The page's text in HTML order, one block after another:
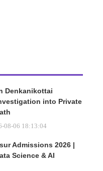
Denkanikottai
into Private
08-06 18:13:04
Admissions 2026 |
Science & AI